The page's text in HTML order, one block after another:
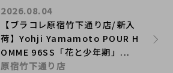
【ブラコレ原宿竹下通り店/新入
荷】Yohji Yamamoto POUR H
OMME 96SS「花と少年期」...
2026.08.04
原宿竹下通り店